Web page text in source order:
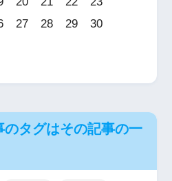
27 28 29
30
のタグはその記事の一